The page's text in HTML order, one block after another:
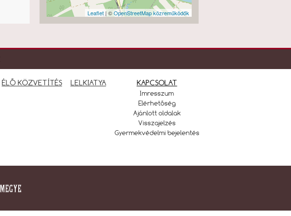
Leaflet | ©OpenStreetMap közreműködők
ÉLŐ KÖZVETÍTÉS LELKIATYA KAPCSOLAT
Imresszum
Elérhetőség
Ajánlott oldalak
Visszajelzés
Gyermekvédelmi bejelentés